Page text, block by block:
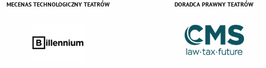
MECENAS TECHNOLOGICZNY TEATRÓW DORADCA PRAWNY TEATRÓW